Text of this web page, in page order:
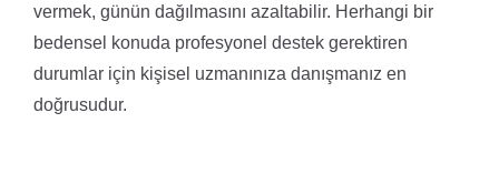
vermek, günün dağılmasını azaltabilir. Herhangi bir
bedensel konuda profesyonel destek gerektiren
durumlar için kişisel uzmanınıza danışmanız en
doğrusudur.